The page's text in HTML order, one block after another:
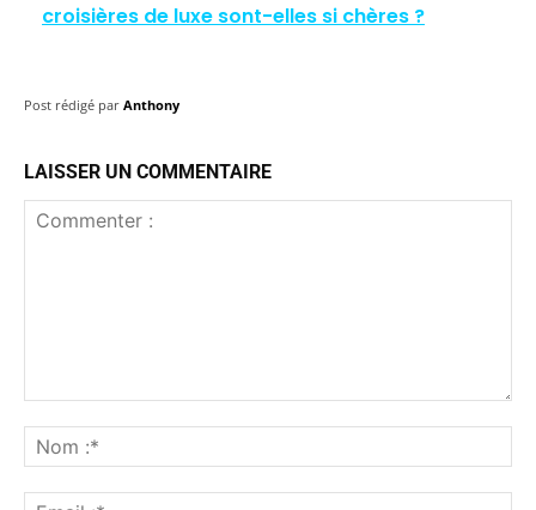
croisières de luxe sont-elles si chères ?
Post rédigé par Anthony
LAISSER UN COMMENTAIRE
:*